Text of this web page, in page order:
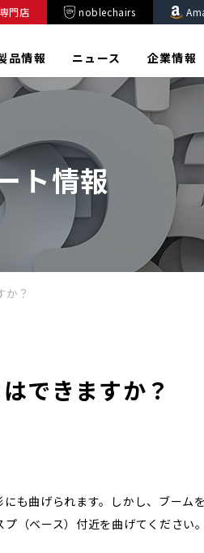
門店 noblechairs
品情報 ニュース 企業情報
ト情報
か？
できますか？
も曲げられます。しかし、ブーム
（ベース）付近を曲げてください。